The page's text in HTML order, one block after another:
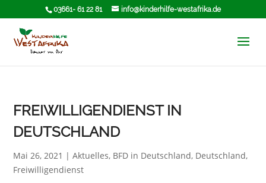
03661- 61 22 81 info@kinderhilfe-westafrika.de
FREIWILLIGENDIENST IN
DEUTSCHLAND
Mai 26, 2021 |Aktuelles, BFD in Deutschland, Deutschland,
Freiwilligendienst